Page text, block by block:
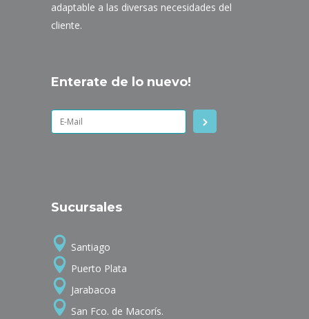
adaptable a las diversas necesidades del
cliente.
Enterate de lo nuevo!
Sucursales
Santiago
Puerto Plata
Jarabacoa
San Fco. de Macorís.